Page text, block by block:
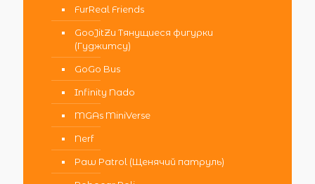
FurReal Friends
GooJitZu Тянущиеся фигурки
(Гуджитсу)
GoGo Bus
Infinity Nado
MGAs MiniVerse
Nerf
Paw Patrol (Щенячий патруль)